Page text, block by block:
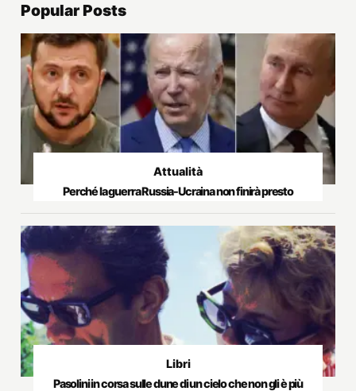
Popular Posts
Attualità
Perché la guerra Russia-Ucraina non finirà presto
Libri
Pasolini in corsa sulle dune di un cielo che non gli è più